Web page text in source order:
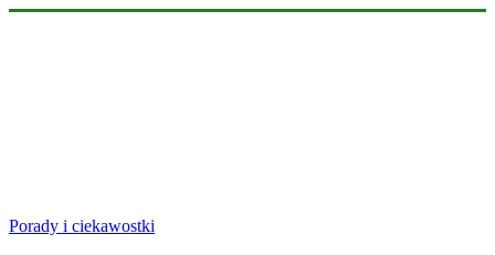
Porady i ciekawostki